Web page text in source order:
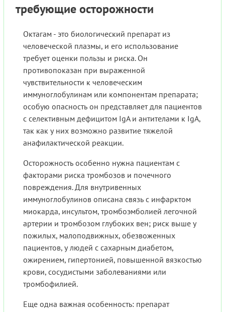
требующие осторожности
Октагам - это биологический препарат из
человеческой плазмы, и его использование
требует оценки пользы и риска. Он
противопоказан при выраженной
чувствительности к человеческим
иммуноглобулинам или компонентам препарата;
особую опасность он представляет для пациентов
с селективным дефицитом IgA и антителами к IgA,
так как у них возможно развитие тяжелой
анафилактической реакции.
Осторожность особенно нужна пациентам с
факторами риска тромбозов и почечного
повреждения. Для внутривенных
иммуноглобулинов описана связь с инфарктом
миокарда, инсультом, тромбоэмболией легочной
артерии и тромбозом глубоких вен; риск выше у
пожилых, малоподвижных, обезвоженных
пациентов, у людей с сахарным диабетом,
ожирением, гипертонией, повышенной вязкостью
крови, сосудистыми заболеваниями или
тромбофилией.
Еще одна важная особенность: препарат